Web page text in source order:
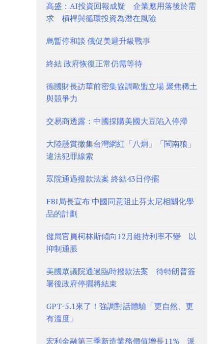
高盛：AI投資回報成疑 企業應用落後於需
求 槓桿與循環投資為潛在風險
烏暫停和談 俄促美避升級戰事
終結 政府恢復正常仍需等待
德國財長訪華前密集協調歐盟立場 聚焦稀土
與競爭力
交易商透露：中國採購美國大豆陷入停滯
大陸懸賞徵集台灣網紅「八炯」「閩南狼」
違法犯罪線索
眾院通過撥款法案 終結43日停擺
FBI局長宣布 中國同意阻止芬太尼相關化學
品的計劃
儲局官員柯林斯傾向12月維持利率不變 以
抑制通脹
美國眾議院通過臨時撥款法案 待特朗普簽
署後政府停擺將結束
GPT-5.1來了！強調對話體驗「更自然、更
有溫度」
宏利金融第三季新造業務價值增長11% 派